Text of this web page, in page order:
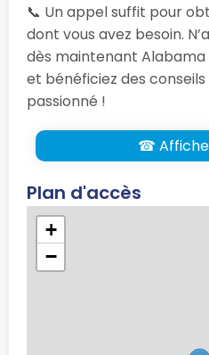
📞 Un appel suffit pour
dont vous avez besoin.
dès maintenant
et bénéficiez des
passionné !
☎
Plan d'accès
+
−